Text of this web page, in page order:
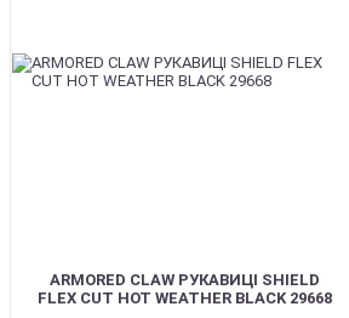
ARMORED CLAW РУКАВИЦІ SHIELD
FLEX CUT HOT WEATHER BLACK 29668